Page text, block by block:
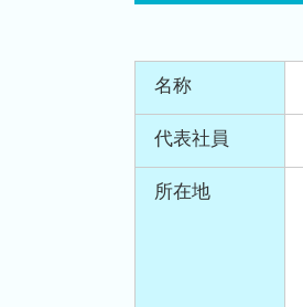
名称
代表社員
所在地